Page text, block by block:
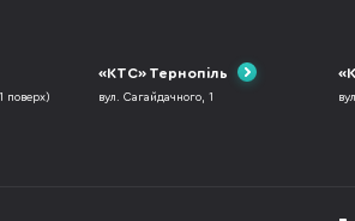
поверх)
«КТС» Тернопіль
вул. Сагайдачного, 1